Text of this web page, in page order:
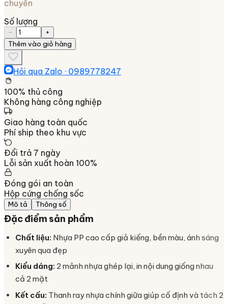
chuyển
Số lượng
−
+
Thêm vào giỏ hàng
Hỏi qua Zalo · 0989778247
100% thủ công
Không hàng công nghiệp
Giao hàng toàn quốc
Phí ship theo khu vực
Đổi trả 7 ngày
Lỗi sản xuất hoàn 100%
Đóng gói an toàn
Hộp cứng chống sốc
Mô tả Thông số
Đặc điểm sản phẩm
Chất liệu: Nhựa PP cao cấp giả kiếng, bền màu, ánh sáng
xuyên qua đẹp
Kiểu dáng: 2 mảnh nhựa ghép lại, in nội dung giống nhau
cả 2 mặt
Kết cấu: Thanh ray nhựa chính giữa giúp cố định và tách 2